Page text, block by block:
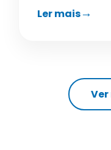
Ler mais